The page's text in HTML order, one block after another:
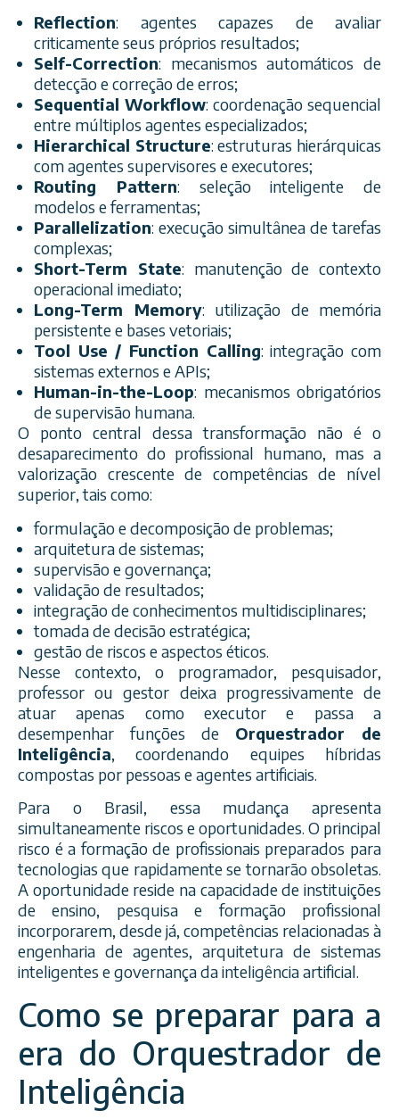
Reflection: agentes capazes de avaliar
criticamente seus próprios resultados;
Self-Correction: mecanismos automáticos de
detecção e correção de erros;
Sequential Workflow: coordenação sequencial
entre múltiplos agentes especializados;
Hierarchical Structure: estruturas hierárquicas
com agentes supervisores e executores;
Routing Pattern: seleção inteligente de
modelos e ferramentas;
Parallelization: execução simultânea de tarefas
complexas;
Short-Term State: manutenção de contexto
operacional imediato;
Long-Term Memory: utilização de memória
persistente e bases vetoriais;
Tool Use / Function Calling: integração com
sistemas externos e APIs;
Human-in-the-Loop: mecanismos obrigatórios
de supervisão humana.
O ponto central dessa transformação não é o
desaparecimento do profissional humano, mas a
valorização crescente de competências de nível
superior, tais como:
formulação e decomposição de problemas;
arquitetura de sistemas;
supervisão e governança;
validação de resultados;
integração de conhecimentos multidisciplinares;
tomada de decisão estratégica;
gestão de riscos e aspectos éticos.
Nesse contexto, o programador, pesquisador,
professor ou gestor deixa progressivamente de
atuar apenas como executor e passa a
desempenhar funções de Orquestrador de
Inteligência, coordenando equipes híbridas
compostas por pessoas e agentes artificiais.
Para o Brasil, essa mudança apresenta
simultaneamente riscos e oportunidades. O principal
risco é a formação de profissionais preparados para
tecnologias que rapidamente se tornarão obsoletas.
A oportunidade reside na capacidade de instituições
de ensino, pesquisa e formação profissional
incorporarem, desde já, competências relacionadas à
engenharia de agentes, arquitetura de sistemas
inteligentes e governança da inteligência artificial.
Como se preparar para a
era do Orquestrador de
Inteligência